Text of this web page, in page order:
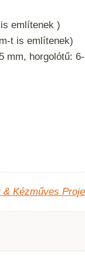
említenek )
t is említenek)
mm, horgolótű:
& Kézműves